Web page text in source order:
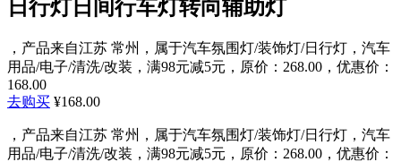
日行灯日间行车灯转向辅助灯
，产品来自江苏 常州，属于汽车氛围灯/装饰灯/日行灯，汽车
用品/电子/清洗/改装，满98元减5元，原价：268.00，优惠价：
168.00
去购买 ¥168.00
，产品来自江苏 常州，属于汽车氛围灯/装饰灯/日行灯，汽车
用品/电子/清洗/改装，满98元减5元，原价：268.00，优惠价：